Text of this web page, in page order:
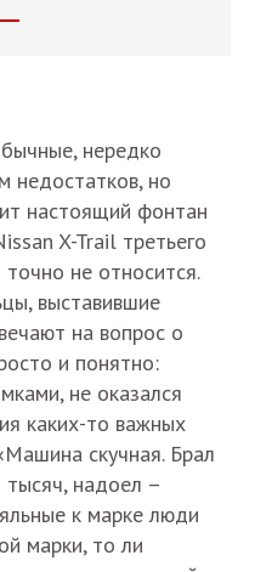
нередко
но
настоящий фонтан
X-Trail третьего
не относится.
выставившие
на вопрос о
и понятно:
не оказался
каких-то важных
скучная. Брал
надоел –
к марке люди
марки, то ли